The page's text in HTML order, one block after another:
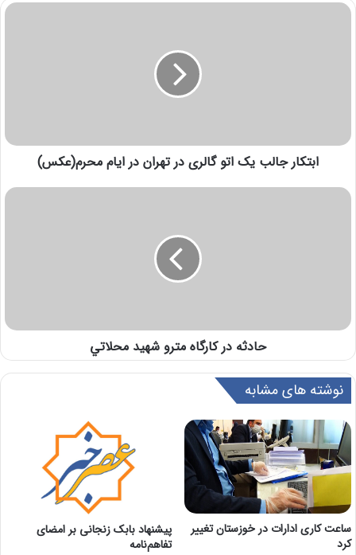
ابتکار جالب یک اتو گالری در تهران در ایام محرم(عكس)
حادثه در كارگاه مترو شهيد محلاتي
نوشته های مشابه
ساعت کاری ادارات در خوزستان تغییر
کرد
پیشنهاد بابک زنجانی بر امضای
تفاهم‌نامه